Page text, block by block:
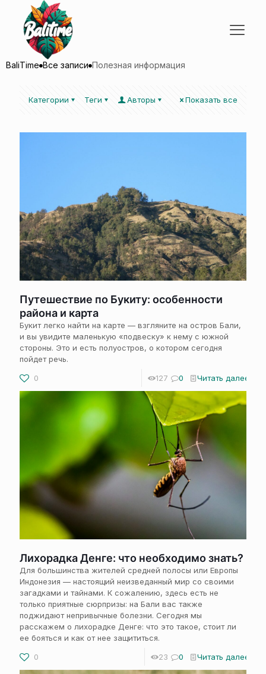
BaliTime Все записи Полезная информация
Категории Теги Авторы Показать все
Путешествие по Букиту: особенности
района и карта
Букит легко найти на карте — взгляните на остров Бали,
и вы увидите маленькую «подвеску» к нему с южной
стороны. Это и есть полуостров, о котором сегодня
пойдет речь.
0
127 0 Читать далее
Лихорадка Денге: что необходимо знать?
Для большинства жителей средней полосы или Европы
Индонезия — настоящий неизведанный мир со своими
загадками и тайнами. К сожалению, здесь есть не
только приятные сюрпризы: на Бали вас также
поджидают непривычные болезни. Сегодня мы
расскажем о лихорадке Денге: что это такое, стоит ли
ее бояться и как от нее защититься.
0
23 0 Читать далее